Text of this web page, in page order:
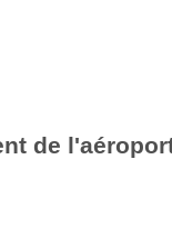
de